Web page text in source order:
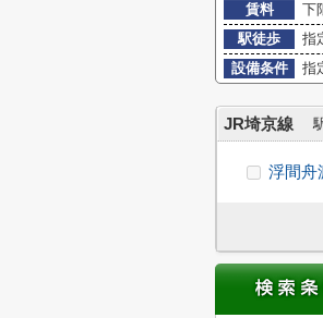
賃料
下
駅徒歩
指
設備条件
指
JR埼京線
浮間舟